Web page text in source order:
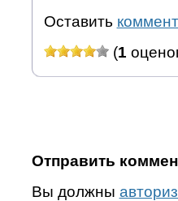
Оставить
(1
Отправить
Вы должны